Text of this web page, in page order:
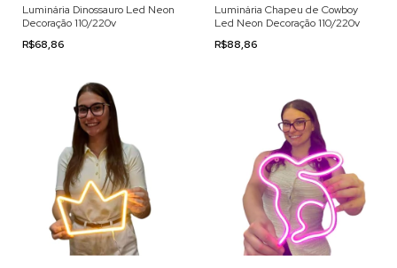
Luminária Dinossauro Led Neon
Decoração 110/220v
R$68,86
Luminária Chapeu de Cowboy
Led Neon Decoração 110/220v
R$88,86